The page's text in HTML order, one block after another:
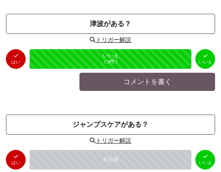
津波がある？
トリガー解説
はい
はい
（0件）
未投票
いいえ
（3件） いいえ
コメントを書く
ジャンプスケアがある？
トリガー解説
はい 未投票
いいえ
（ 0件）
いいえ